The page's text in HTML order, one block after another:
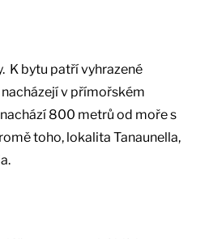
K bytu patří vyhrazené
v přímořském
800 metrů od moře s
toho, lokalita Tanaunella,